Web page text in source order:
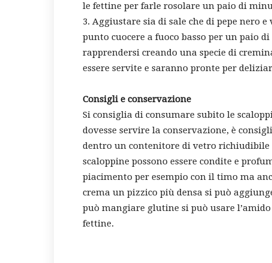
le fettine per farle rosolare un paio di
3. Aggiustare sia di sale che di pepe nero
punto cuocere a fuoco basso per un paio
rapprendersi creando una specie di
essere servite e saranno pronte per
Consigli e conservazione
Si consiglia di consumare subito le
dovesse servire la conservazione, è
dentro un contenitore di vetro richiudibile
scaloppine possono essere condite e
piacimento per esempio con il timo ma
crema un pizzico più densa si può
può mangiare glutine si può usare
fettine.